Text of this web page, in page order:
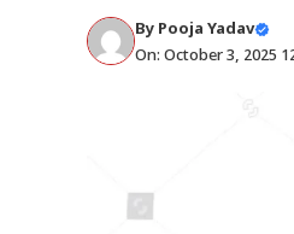
By Pooja Yadav
On: October 3, 2025